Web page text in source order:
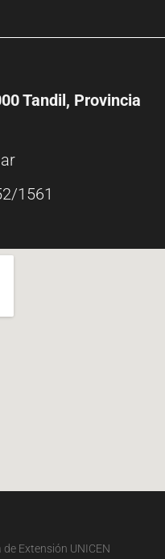
Tandil, Provincia
1561
Extensión UNICEN